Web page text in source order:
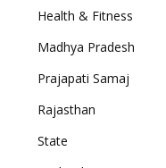
Health & Fitness
Madhya Pradesh
Prajapati Samaj
Rajasthan
State